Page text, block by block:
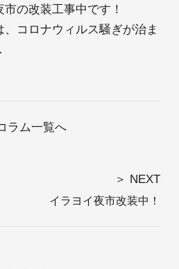
INSTAGRAM
@daiwakensetsu
の改装工事中です！
コロナウィルス騒ぎが治ま
ラム一覧へ
NEXT
イラヨイ夜市改装中！